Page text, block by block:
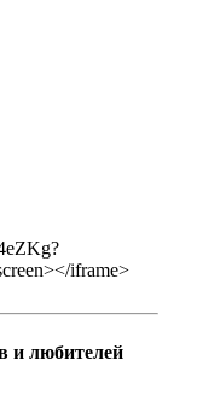
iframe>
и любителей